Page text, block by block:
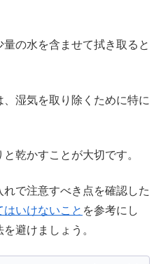
の水を含ませて拭き取ると
湿気を取り除くために特に
乾かすことが大切です。
で注意すべき点を確認した
いけないこと を参考にし
避けましょう。